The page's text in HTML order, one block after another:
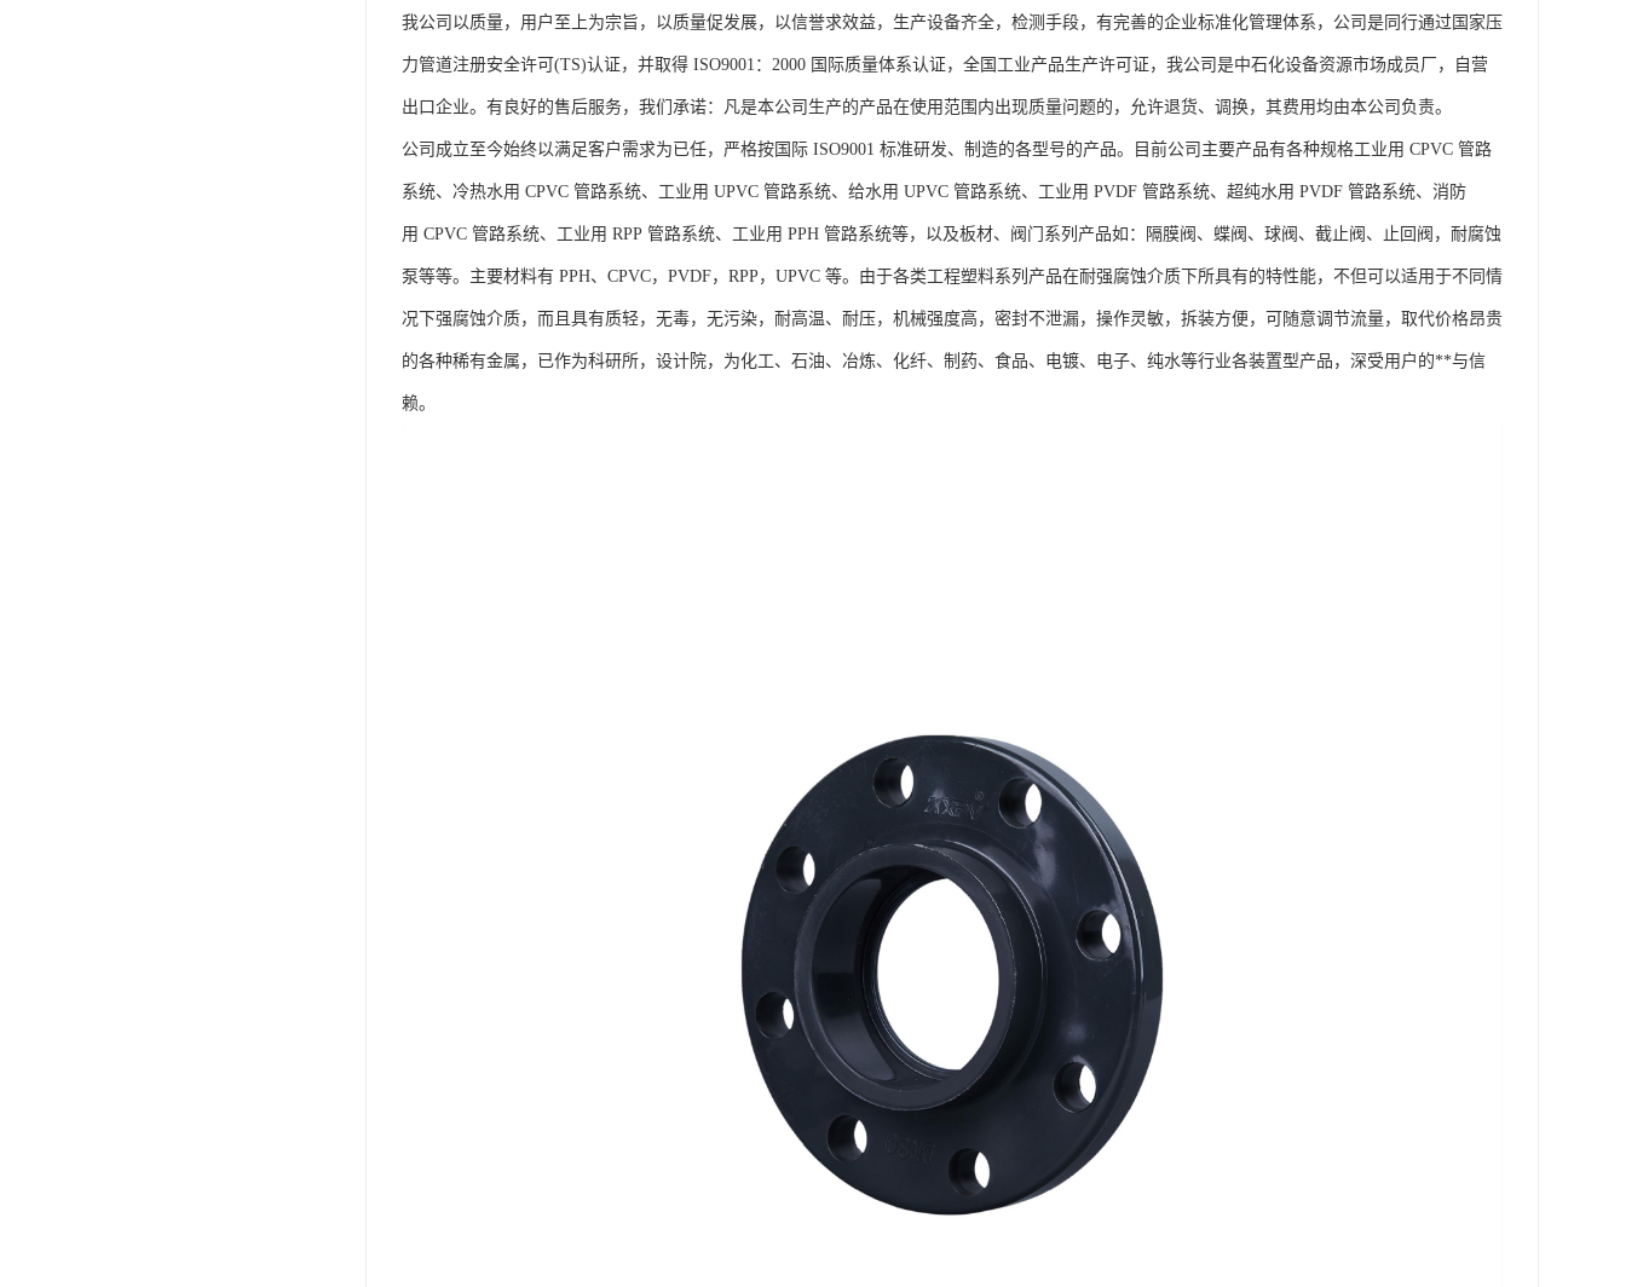
我公司以质量，用户至上为宗旨，以质量促发展，以信誉求效益，生产设备齐全，检测手段，有完善的企业标准化管理体系，公司是同行通过国家压
力管道注册安全许可(TS)认证，并取得 ISO9001：2000 国际质量体系认证，全国工业产品生产许可证，我公司是中石化设备资源市场成员厂，自营
出口企业。有良好的售后服务，我们承诺：凡是本公司生产的产品在使用范围内出现质量问题的，允许退货、调换，其费用均由本公司负责。
公司成立至今始终以满足客户需求为已任，严格按国际 ISO9001 标准研发、制造的各型号的产品。目前公司主要产品有各种规格工业用 CPVC 管路
系统、冷热水用 CPVC 管路系统、工业用 UPVC 管路系统、给水用 UPVC 管路系统、工业用 PVDF 管路系统、超纯水用 PVDF 管路系统、消防
用 CPVC 管路系统、工业用 RPP 管路系统、工业用 PPH 管路系统等，以及板材、阀门系列产品如：隔膜阀、蝶阀、球阀、截止阀、止回阀，耐腐蚀
泵等等。主要材料有 PPH、CPVC，PVDF，RPP，UPVC 等。由于各类工程塑料系列产品在耐强腐蚀介质下所具有的特性能，不但可以适用于不同情
况下强腐蚀介质，而且具有质轻，无毒，无污染，耐高温、耐压，机械强度高，密封不泄漏，操作灵敏，拆装方便，可随意调节流量，取代价格昂贵
的各种稀有金属，已作为科研所，设计院，为化工、石油、冶炼、化纤、制药、食品、电镀、电子、纯水等行业各装置型产品，深受用户的**与信
赖。